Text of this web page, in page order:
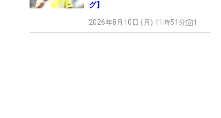
グ】
2026年8月10日 (月) 11時51分 1